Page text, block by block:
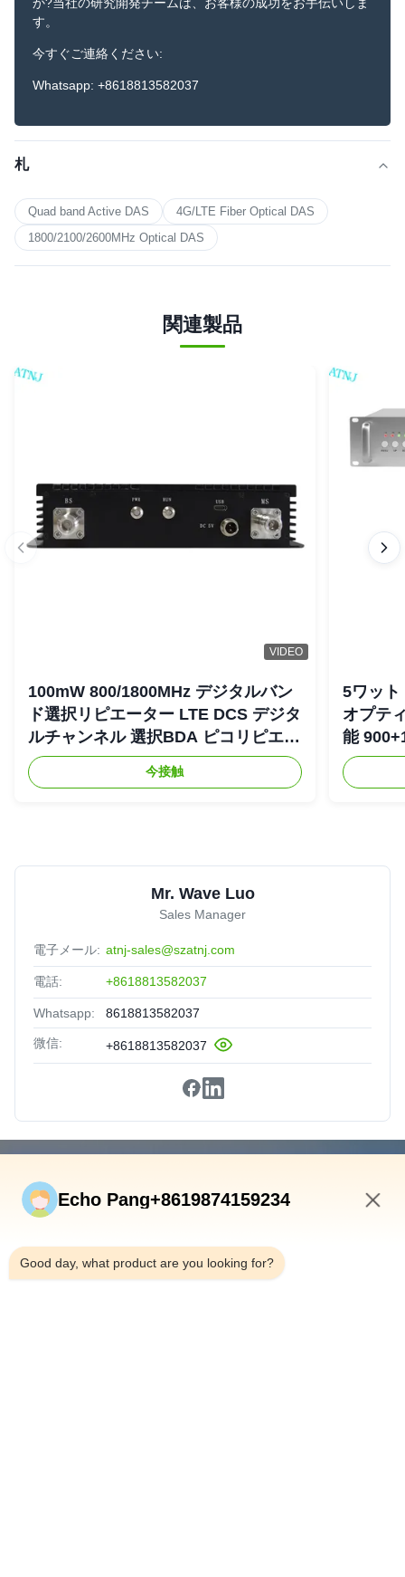
か?当社の研究開発チームは、お客様の成功をお手伝いしま
す。
今すぐご連絡ください:
Whatsapp: +8618813582037
札
Quad band Active DAS
4G/LTE Fiber Optical DAS
1800/2100/2600MHz Optical DAS
関連製品
VIDEO
100mW 800/1800MHz デジタルバン
ド選択リピエーター LTE DCS デジタ
ルチャンネル 選択BDA ピコリピエー
ター
今接触
5ワット
オプテ
能
リピエ
Mr. Wave Luo
Sales Manager
電子メール: atnj-sales@szatnj.com
電話: +8618813582037
Whatsapp: 8618813582037
微信: +8618813582037
ホーム
私たちについて
工場見学
Echo Pang+8619874159234
Good day, what product are you looking for?